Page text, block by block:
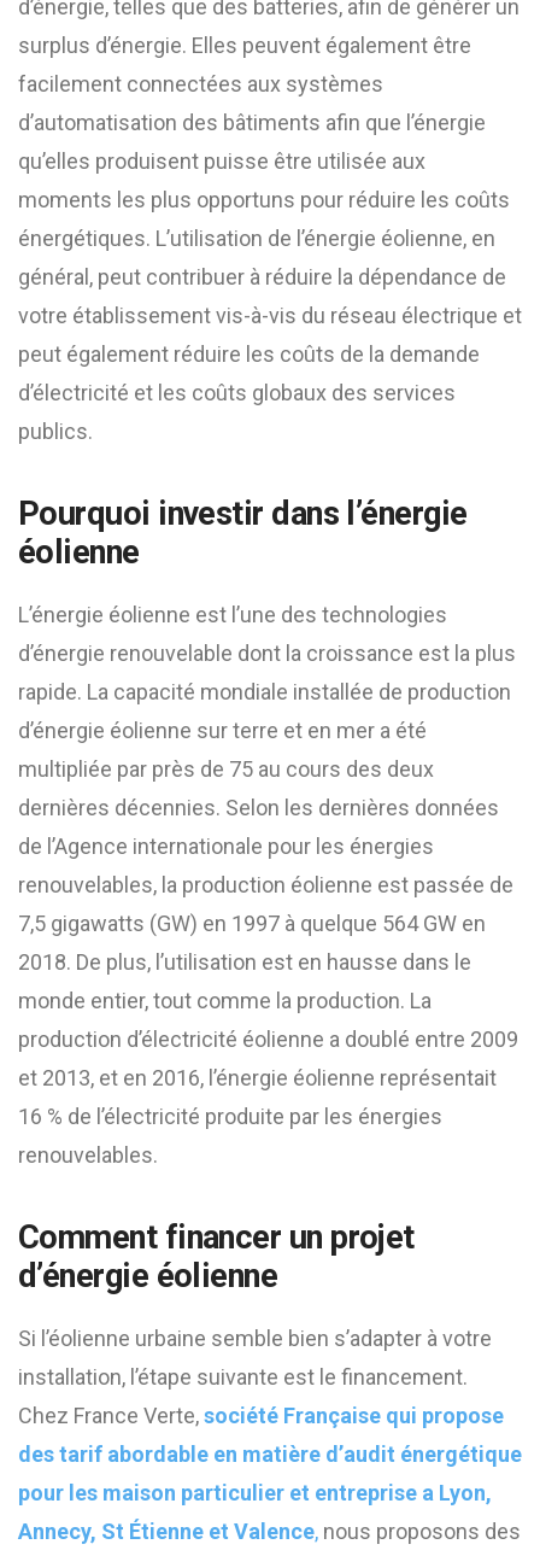
d’énergie, telles que des batteries, afin de générer un
surplus d’énergie. Elles peuvent également être
facilement connectées aux systèmes
d’automatisation des bâtiments afin que l’énergie
qu’elles produisent puisse être utilisée aux
moments les plus opportuns pour réduire les coûts
énergétiques. L’utilisation de l’énergie éolienne, en
général, peut contribuer à réduire la dépendance de
votre établissement vis-à-vis du réseau électrique et
peut également réduire les coûts de la demande
d’électricité et les coûts globaux des services
publics.
Pourquoi investir dans l’énergie
éolienne
L’énergie éolienne est l’une des technologies
d’énergie renouvelable dont la croissance est la plus
rapide. La capacité mondiale installée de production
d’énergie éolienne sur terre et en mer a été
multipliée par près de 75 au cours des deux
dernières décennies. Selon les dernières données
de l’Agence internationale pour les énergies
renouvelables, la production éolienne est passée de
7,5 gigawatts (GW) en 1997 à quelque 564 GW en
2018. De plus, l’utilisation est en hausse dans le
monde entier, tout comme la production. La
production d’électricité éolienne a doublé entre 2009
et 2013, et en 2016, l’énergie éolienne représentait
16 % de l’électricité produite par les énergies
renouvelables.
Comment financer un projet
d’énergie éolienne
Si l’éolienne urbaine semble bien s’adapter à votre
installation, l’étape suivante est le financement.
Chez France Verte,société Française qui propose
des tarif abordable en matière d’audit énergétique
pour les maison particulier et entreprise a Lyon,
Annecy, St Étienne et Valence, nous proposons des